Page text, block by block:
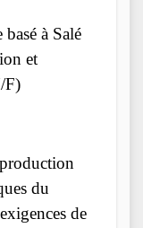
à Salé
et
F)
du
de